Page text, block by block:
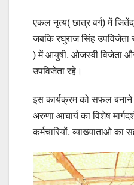
एकल नृत्य( छात्र वर्ग) में
जबकि रघुराज सिंह उपविजेता
) में आयुषी, ओजस्वी विजेता और
उपविजेता रहे।
इस कार्यक्रम को सफल बनाने
अरुणा आचार्य का विशेष
कर्मचारियों, व्याख्याताओ का